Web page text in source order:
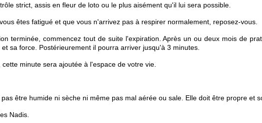
strict, assis en fleur de loto ou le plus aisément qu'il lui sera possible.
êtes fatigué et que vous n'arrivez pas à respirer normalement, reposez-vous.
terminée, commencez tout de suite l'expiration. Après un ou deux mois de
sa force. Postérieurement il pourra arriver jusqu'à 3 minutes.
minute sera ajoutée à l'espace de votre vie.
être humide ni sèche ni même pas mal aérée ou sale. Elle doit être propre et
Nadis.